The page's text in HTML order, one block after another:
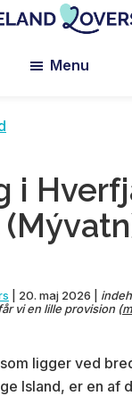
Menu
i
20. maj 2026
vi en lille provision (
ligger ved
Island, er en af